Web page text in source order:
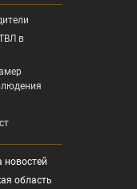
в
новостей
область